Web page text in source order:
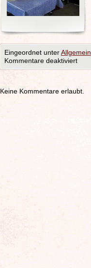
Eingeordnet unterAllgemein
Kommentare deaktiviert
Keine Kommentare erlaubt.